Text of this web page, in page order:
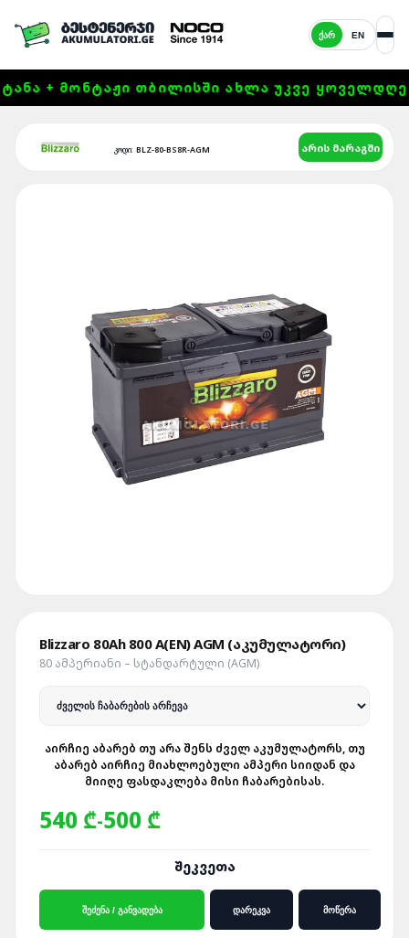
ᲥᲐᲠ EN
+ ᲛᲝᲜᲢᲐᲟᲘ ᲗᲑᲘᲚᲘᲡᲨᲘ ᲐᲮᲚᲐ ᲣᲙᲕᲔ ᲧᲝᲕᲔᲚᲓᲦᲔ
კოდი: BLZ-80-BS8R-AGM არის მარაგში
Blizzaro 80Ah 800 A(EN) AGM (აკუმულატორი)
80 ᲐᲛᲞᲔᲠᲘᲐᲜᲘ – ᲡᲢᲐᲜᲓᲐᲠᲢᲣᲚᲘ (AGM)
ᲐᲘᲠᲩᲘᲔ ᲐᲑᲐᲠᲔᲑ ᲗᲣ ᲐᲠᲐ ᲨᲔᲜᲡ ᲫᲕᲔᲚ ᲐᲙᲣᲛᲣᲚᲐᲢᲝᲠᲡ, ᲗᲣ
ᲐᲑᲐᲠᲔᲑ ᲐᲘᲠᲩᲘᲔ ᲛᲘᲐᲮᲚᲝᲔᲑᲣᲚᲘ ᲐᲛᲞᲔᲠᲘ ᲡᲘᲘᲓᲐᲜ ᲓᲐ
ᲛᲘᲘᲦᲔ ᲤᲐᲡᲓᲐᲙᲚᲔᲑᲐ ᲛᲘᲡᲘ ᲩᲐᲑᲐᲠᲔᲑᲘᲡᲐᲡ.
540 ₾-500 ₾
ᲨᲔᲙᲕᲔᲗᲐ
ᲨᲔᲫᲔᲜᲐ / ᲒᲐᲜᲕᲐᲓᲔᲑᲐ ᲓᲐᲠᲔᲙᲕᲐ ᲛᲝᲬᲔᲠᲐ